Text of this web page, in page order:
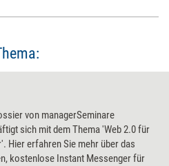
von managerSeminare
sich mit dem Thema 'Web 2.0 für
Hier erfahren Sie mehr über das
kostenlose Instant Messenger für